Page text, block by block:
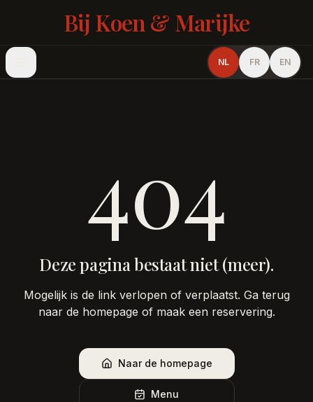
Bij Koen & Marijke
NL FR EN
404
Deze pagina bestaat niet (meer).
Mogelijk is de link verlopen of verplaatst. Ga terug
naar de homepage of maak een reservering.
Naar de homepage
Menu